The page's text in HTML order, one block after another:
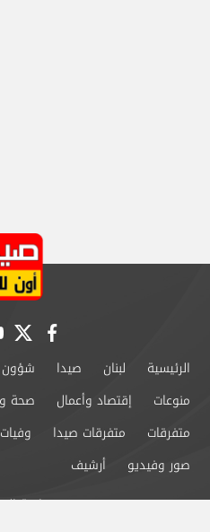
الرئيسية لبنان صيدا شؤون
منوعات
إقتصاد وأعمال صحة
متفرقات
متفرقات صيدا وفيات
صور وفيديو
أرشيف
من نحن
سياسة